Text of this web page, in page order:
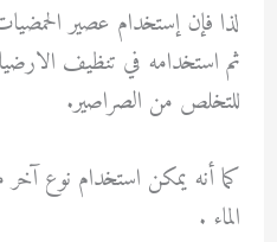
لذا فإن إستخدام عصير
ثم استخدامه في تنظيف
للتخلص من الصراصير.
كما أنه يمكن استخدام نوع
الماء .